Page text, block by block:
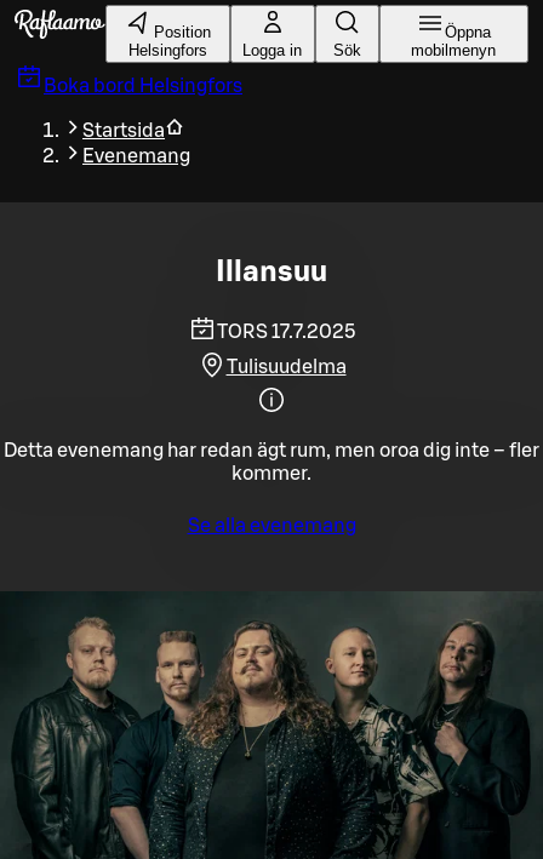
Gå till huvudinnehållet
Position
Helsingfors
Logga in Sök
Öppna
mobilmenyn
Boka bord Helsingfors
Startsida
Evenemang
Illansuu
TORS 17.7.2025
Tulisuudelma
Detta evenemang har redan ägt rum, men oroa dig inte – fler
kommer.
Se alla evenemang